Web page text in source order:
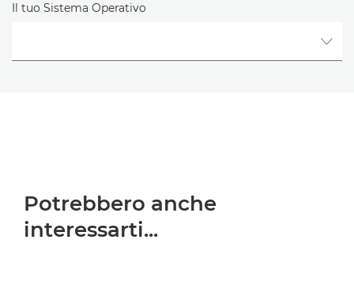
Il tuo Sistema Operativo
Potrebbero anche
interessarti...